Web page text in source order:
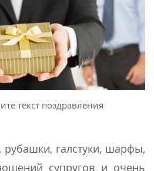
текст поздравления
галстуки, шарфы,
супругов и очень